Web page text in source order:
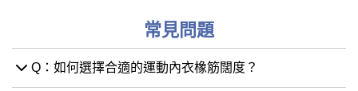
常見問題
Q：如何選擇合適的運動內衣橡筋闊度？